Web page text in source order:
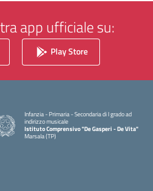
app ufficiale su:
Play Store
Infanzia - Primaria - Secondaria di I grado ad
indirizzo musicale
Istituto Comprensivo "De Gasperi - De Vita"
Marsala (TP)